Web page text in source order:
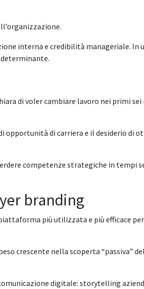
interna e credibilità manageriale. In
di voler cambiare lavoro nei primi sei
opportunità di carriera e il desiderio di
competenze strategiche in tempi
branding
più utilizzata e più efficace
crescente nella scoperta “passiva”
digitale: storytelling